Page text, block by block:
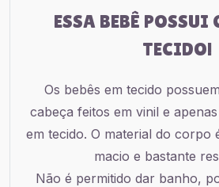
ESSA BEBÊ POSSUI
TECIDO!
Os bebês em tecido
cabeça feitos em vinil e
em tecido. O material do corpo
macio e bastante
Não é permitido dar banho,